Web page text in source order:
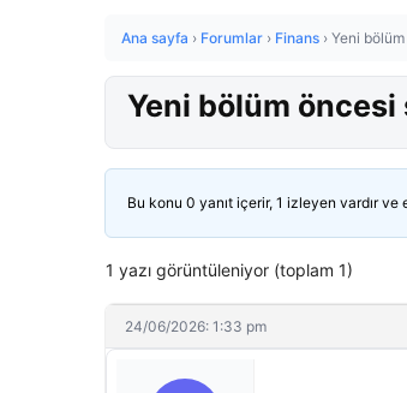
Ana sayfa › Forumlar › Finans › Yeni bölüm
Yeni bölüm öncesi
Bu konu 0 yanıt içerir, 1 izleyen vardır ve
1 yazı görüntüleniyor (toplam 1)
24/06/2026: 1:33 pm